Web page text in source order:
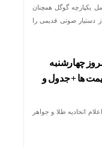
یکپارچه گوگل همچنان
دستیار صوتی قدیمی را
چهارشنبه
ها + جدول و
اتحادیه طلا و جواهر